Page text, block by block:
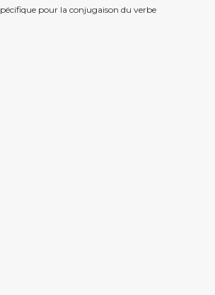
pour la conjugaison du verbe